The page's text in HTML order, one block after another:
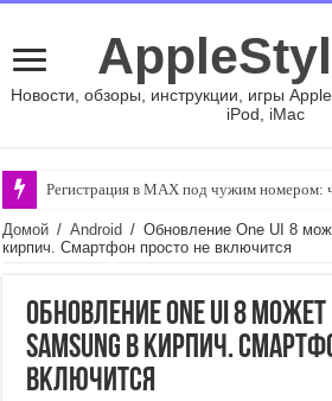
Новости, обзоры, инструкции, игры
iPod, iMac
Регистрация в MAX под чужим номером:
Как настроить автоматическую
Домой / Android / Обновление One UI 8
кирпич. Смартфон просто не включится
Обновление One UI 8
Samsung в кирпич.
включится